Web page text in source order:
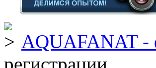
AQUAFANAT -